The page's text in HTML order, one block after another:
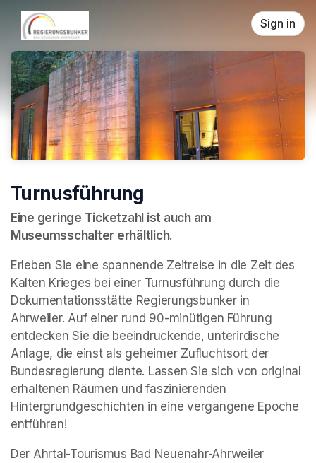
Skip header
Sign in
Turnusführung
Eine geringe Ticketzahl ist auch am
Museumsschalter erhältlich.
Erleben Sie eine spannende Zeitreise in die Zeit des
Kalten Krieges bei einer Turnusführung durch die
Dokumentationsstätte Regierungsbunker in
Ahrweiler. Auf einer rund 90-minütigen Führung
entdecken Sie die beeindruckende, unterirdische
Anlage, die einst als geheimer Zufluchtsort der
Bundesregierung diente. Lassen Sie sich von original
erhaltenen Räumen und faszinierenden
Hintergrundgeschichten in eine vergangene Epoche
entführen!
Der Ahrtal-Tourismus Bad Neuenahr-Ahrweiler